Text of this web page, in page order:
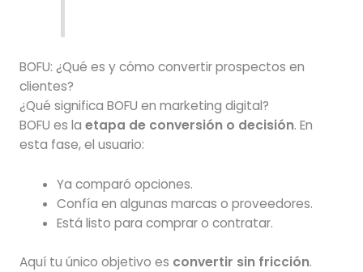
BOFU: ¿Qué es y cómo convertir prospectos en
clientes?
¿Qué significa BOFU en marketing digital?
BOFU es la etapa de conversión o decisión. En
esta fase, el usuario:
Ya comparó opciones.
Confía en algunas marcas o proveedores.
Está listo para comprar o contratar.
Aquí tu único objetivo es convertir sin fricción.